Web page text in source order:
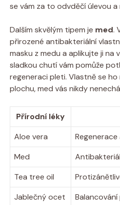
se vám za to odvděčí úlevou a
Dalším skvělým tipem je med.
přirozené antibakteriální
masku z medu a aplikujte ji na
sladkou chutí vám pomůže
regeneraci pleti. Vlastně se
plochu, med vás nikdy
Přírodní léky
Aloe vera
Med
Tea tree oil
Jablečný ocet